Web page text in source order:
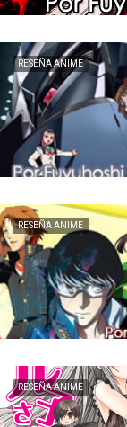
RESEÑA ANIME
RESEÑA ANIME
RESEÑA ANIME